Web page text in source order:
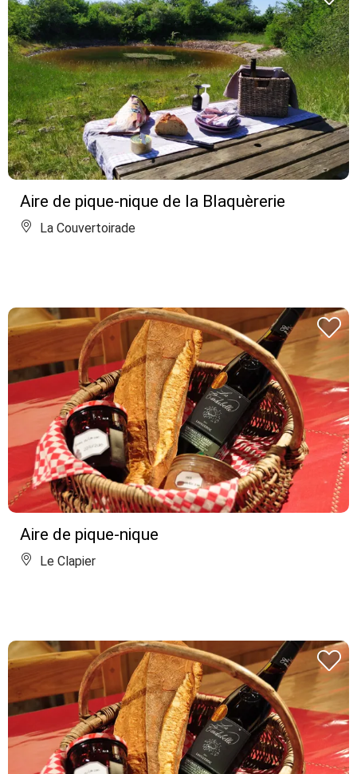
Aire de pique-nique de la Blaquèrerie
La Couvertoirade
Aire de pique-nique
Le Clapier